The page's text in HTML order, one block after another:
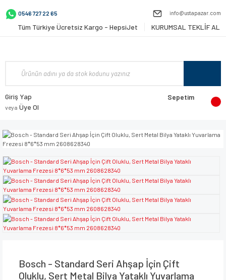
0546 727 22 65 info@ustapazar.com
Tüm Türkiye Ücretsiz Kargo - HepsiJet KURUMSAL TEKLİF AL
Giriş Yap
veya Üye Ol
Sepetim
Bosch - Standard Seri Ahşap İçin Çift
Oluklu, Sert Metal Bilya Yataklı Yuvarlama